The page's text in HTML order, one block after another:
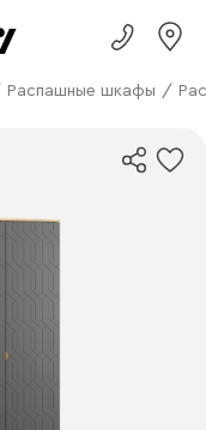
Распашные шкафы /